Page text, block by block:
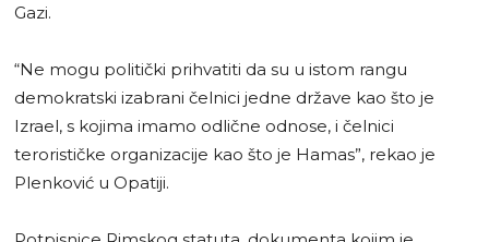
Gazi.
“Ne mogu politički prihvatiti da su u istom rangu
demokratski izabrani čelnici jedne države kao što je
Izrael, s kojima imamo odlične odnose, i čelnici
terorističke organizacije kao što je Hamas”, rekao je
Plenković u Opatiji.